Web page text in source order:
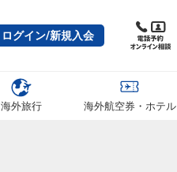
ログイン/新規入会
海外旅行 海外航空券・ホテル